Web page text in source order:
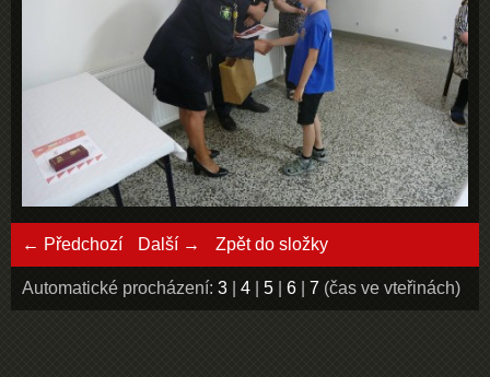
← Předchozí Další → Zpět do složky
Automatické procházení: 3 4 5 6 7 (čas ve vteřinách)